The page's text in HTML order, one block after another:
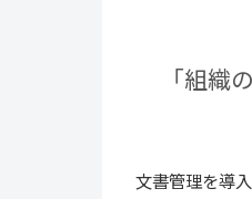
「組織
文書管理を導